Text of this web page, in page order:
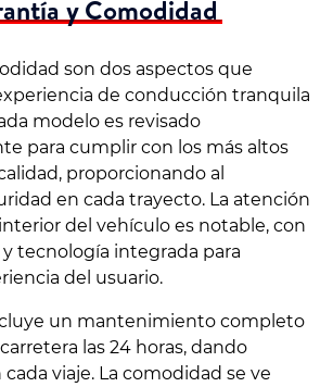
y Comodidad
son dos aspectos que
de conducción tranquila
modelo es revisado
para cumplir con los más altos
proporcionando al
en cada trayecto. La atención
del vehículo es notable, con
tecnología integrada para
del usuario.
un mantenimiento completo
las 24 horas, dando
viaje. La comodidad se ve